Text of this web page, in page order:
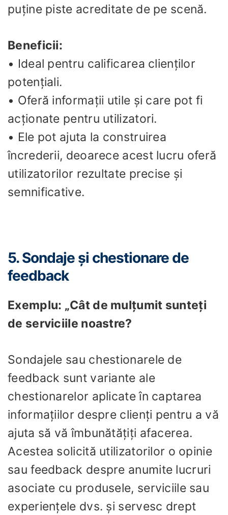
puține piste acreditate de pe scenă.
Beneficii:
• Ideal pentru calificarea clienților
potențiali.
• Oferă informații utile și care pot fi
acționate pentru utilizatori.
• Ele pot ajuta la construirea
încrederii, deoarece acest lucru oferă
utilizatorilor rezultate precise și
semnificative.
5. Sondaje și chestionare de
feedback
Exemplu: „Cât de mulțumit sunteți
de serviciile noastre?
Sondajele sau chestionarele de
feedback sunt variante ale
chestionarelor aplicate în captarea
informațiilor despre clienți pentru a vă
ajuta să vă îmbunătățiți afacerea.
Acestea solicită utilizatorilor o opinie
sau feedback despre anumite lucruri
asociate cu produsele, serviciile sau
experiențele dvs. și servesc drept